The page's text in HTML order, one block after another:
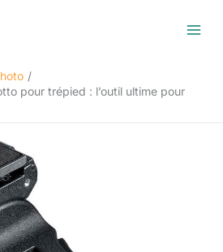
pour trépied : l’outil ultime pour